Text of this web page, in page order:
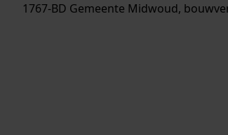
1767-BD Gemeente Midwoud,